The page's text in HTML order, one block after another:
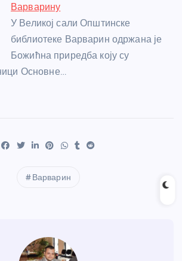
Варварину
У Великој сали Општинске
библиотеке Варварин одржана је
Божићна приредба коју су
Основне…
Варварин